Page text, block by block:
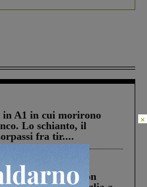
in A1 in cui morirono
Lo schianto, il
fra tir....
di Castiglion
×